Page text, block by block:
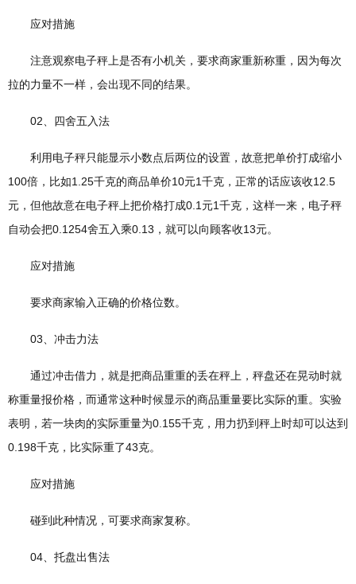
应对措施
注意观察电子秤上是否有小机关，要求商家重新称重，因为每次
拉的力量不一样，会出现不同的结果。
02、四舍五入法
利用电子秤只能显示小数点后两位的设置，故意把单价打成缩小
100倍，比如1.25千克的商品单价10元1千克，正常的话应该收12.5
元，但他故意在电子秤上把价格打成0.1元1千克，这样一来，电子秤
自动会把0.1254舍五入乘0.13，就可以向顾客收13元。
应对措施
要求商家输入正确的价格位数。
03、冲击力法
通过冲击借力，就是把商品重重的丢在秤上，秤盘还在晃动时就
称重量报价格，而通常这种时候显示的商品重量要比实际的重。实验
表明，若一块肉的实际重量为0.155千克，用力扔到秤上时却可以达到
0.198千克，比实际重了43克。
应对措施
碰到此种情况，可要求商家复称。
04、托盘出售法